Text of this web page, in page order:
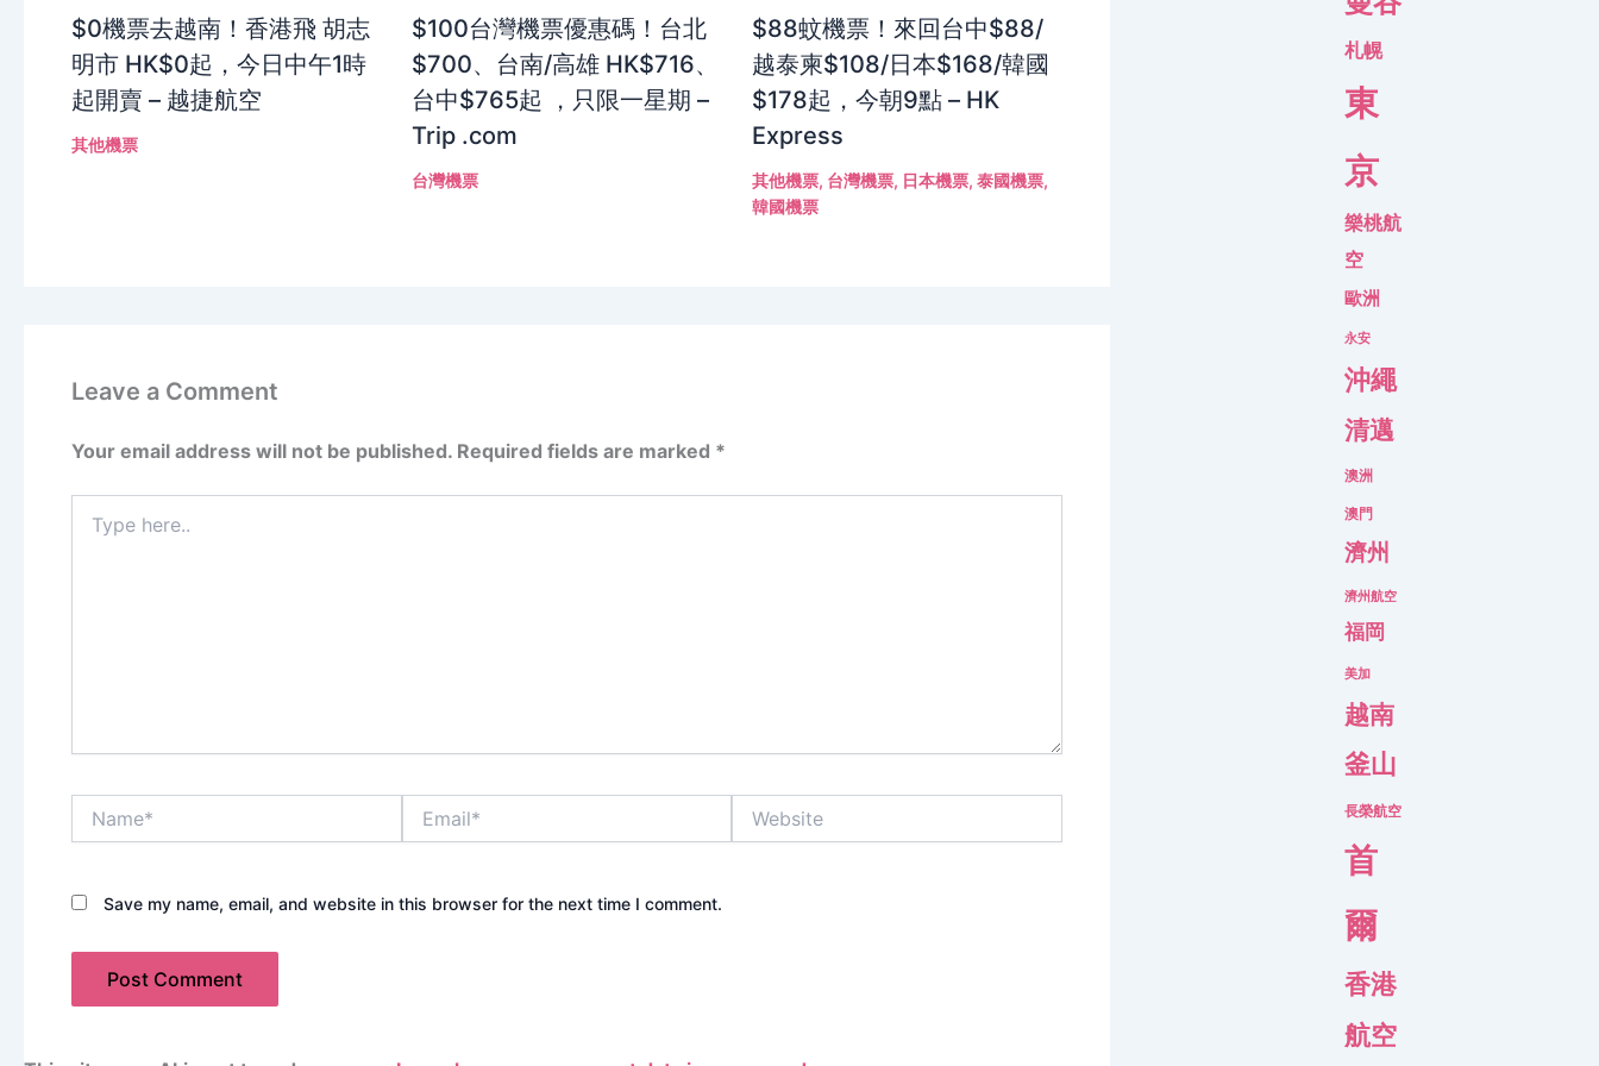
$0機票去越南！香港飛 胡志
明市 HK$0起，今日中午1時
起開賣 – 越捷航空
其他機票
$100台灣機票優惠碼！台北
$700、台南/高雄 HK$716、
台中$765起 ，只限一星期 –
Trip .com
台灣機票
$88蚊機票！來回台中$88/
越泰柬$108/日本$168/韓國
$178起，今朝9點 – HK
Express
其他機票, 台灣機票, 日本機票, 泰國機票,
韓國機票
Leave a Comment
Your email address will not be published. Required fields are marked *
here..
Save my name, email, and website in this browser for the next time I comment.
札幌
東
京
樂桃航
空
歐洲
永安
沖繩
清邁
澳洲
澳門
濟州
濟州航空
福岡
美加
越南
釜山
長榮航空
首
爾
香港
航空